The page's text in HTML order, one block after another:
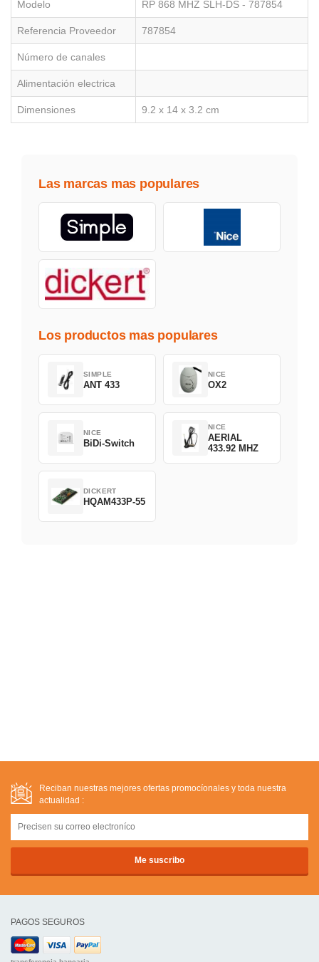
Modelo RP 868 MHZ SLH-DS - 787854
Referencia Proveedor 787854
Número de canales
Alimentación electrica
Dimensiones 9.2 x 14 x 3.2 cm
Las marcas mas populares
Los productos mas populares
SIMPLE
ANT 433
NICE
OX2
NICE
BiDi-Switch
NICE
AERIAL
433.92 MHZ
DICKERT
HQAM433P-55
Reciban nuestras mejores ofertas promocíonales y toda nuestra
actualidad :
PAGOS SEGUROS